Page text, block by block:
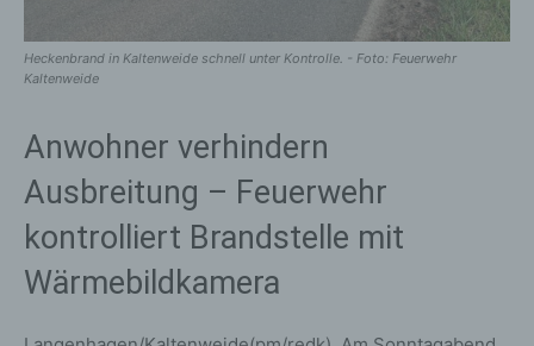
Heckenbrand in Kaltenweide schnell unter Kontrolle. - Foto: Feuerwehr
Kaltenweide
Anwohner verhindern
Ausbreitung – Feuerwehr
kontrolliert Brandstelle mit
Wärmebildkamera